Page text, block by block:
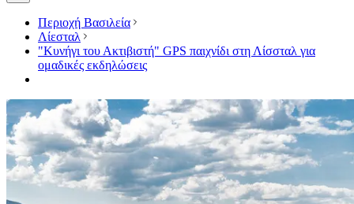
Περιοχή Βασιλεία
Λίεσταλ
"Κυνήγι του Ακτιβιστή" GPS παιχνίδι στη Λίσσταλ για
ομαδικές εκδηλώσεις